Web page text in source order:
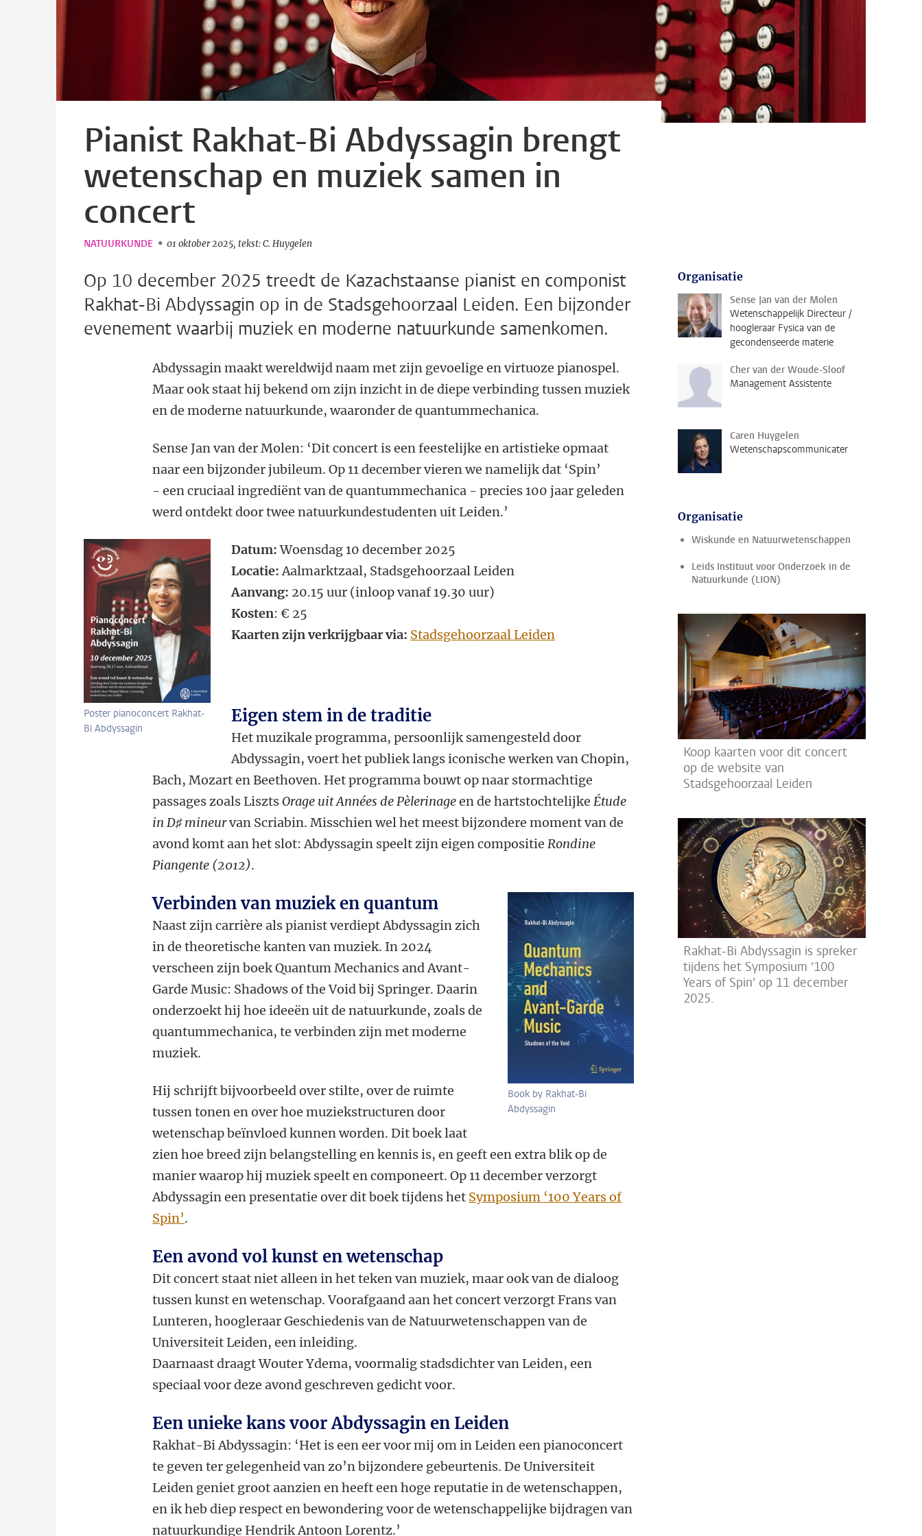
Pianist Rakhat-Bi Abdyssagin brengt
wetenschap en muziek samen in
concert
NATUURKUNDE 01 oktober 2025 tekst: C. Huygelen
Op 10 december 2025 treedt de Kazachstaanse pianist en componist
Rakhat-Bi Abdyssagin op in de Stadsgehoorzaal Leiden. Een bijzonder
evenement waarbij muziek en moderne natuurkunde samenkomen.
Abdyssagin maakt wereldwijd naam met zijn gevoelige en virtuoze pianospel.
Maar ook staat hij bekend om zijn inzicht in de diepe verbinding tussen muziek
en de moderne natuurkunde, waaronder de quantummechanica.
Sense Jan van der Molen: ‘Dit concert is een feestelijke en artistieke opmaat
naar een bijzonder jubileum. Op 11 december vieren we namelijk dat ‘Spin’
- een cruciaal ingrediënt van de quantummechanica - precies 100 jaar geleden
werd ontdekt door twee natuurkundestudenten uit Leiden.’
Poster pianoconcert Rakhat-
Bi Abdyssagin
Datum:Woensdag 10 december 2025
Locatie:Aalmarktzaal, Stadsgehoorzaal Leiden
Aanvang: 20.15 uur (inloop vanaf 19.30 uur)
Kosten: € 25
Kaarten zijn verkrijgbaar via: Stadsgehoorzaal Leiden
Eigen stem in de traditie
Het muzikale programma, persoonlijk samengesteld door
Abdyssagin, voert het publiek langs iconische werken van Chopin,
Bach, Mozart en Beethoven. Het programma bouwt op naar stormachtige
passages zoals LisztsOrage uit Années de Pèlerinageen de hartstochtelijkeÉtude
in D♯mineurvan Scriabin. Misschien wel het meest bijzondere moment van de
avond komt aan het slot: Abdyssagin speelt zijn eigen compositie Rondine
Piangente (2012).
Book by Rakhat-Bi
Abdyssagin
Verbinden van muziek en quantum
Naast zijn carrière als pianist verdiept Abdyssagin zich
in de theoretische kanten van muziek. In 2024
verscheen zijn boek Quantum Mechanics and Avant-
Garde Music: Shadows of the Void bij Springer. Daarin
onderzoekt hij hoe ideeën uit de natuurkunde, zoals de
quantummechanica, te verbinden zijn met moderne
muziek.
Hij schrijft bijvoorbeeld over stilte, over de ruimte
tussen tonen en over hoe muziekstructuren door
wetenschap beïnvloed kunnen worden. Dit boek laat
zien hoe breed zijn belangstelling en kennis is, en geeft een extra blik op de
manier waarop hij muziek speelt en componeert. Op 11 december verzorgt
Abdyssagin een presentatie over dit boek tijdens het Symposium ‘100 Years of
Spin’.
Een avond vol kunst en wetenschap
Dit concert staat niet alleen in het teken van muziek, maar ook van de dialoog
tussen kunst en wetenschap. Voorafgaand aan het concert verzorgt Frans van
Lunteren, hoogleraar Geschiedenis van de Natuurwetenschappen van de
Universiteit Leiden, een inleiding.
Daarnaast draagt Wouter Ydema, voormalig stadsdichter van Leiden, een
speciaal voor deze avond geschreven gedicht voor.
Een unieke kans voor Abdyssagin en Leiden
Rakhat-Bi Abdyssagin: ‘Het is een eer voor mij om in Leiden een pianoconcert
te geven ter gelegenheid van zo’n bijzondere gebeurtenis. De Universiteit
Leiden geniet groot aanzien en heeft een hoge reputatie in de wetenschappen,
en ik heb diep respect en bewondering voor de wetenschappelijke bijdragen van
natuurkundige Hendrik Antoon Lorentz.’
Organisatie
Sense Jan van der Molen
Wetenschappelijk Directeur /
hoogleraar Fysica van de
gecondenseerde materie
Cher van der Woude-Sloof
Management Assistente
Caren Huygelen
Wetenschapscommunicater
Organisatie
Wiskunde en Natuurwetenschappen
Leids Instituut voor Onderzoek in de
Natuurkunde (LION)
Koop kaarten voor dit concert
op de website van
Stadsgehoorzaal Leiden
Rakhat-Bi Abdyssagin is spreker
tijdens het Symposium '100
Years of Spin' op 11 december
2025.